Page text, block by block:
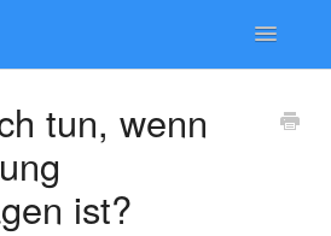
Toggle
& Anmeldung
Probleme & Support
tun, wenn
ist?